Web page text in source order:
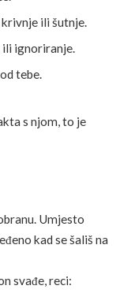
ili šutnje.
ili ignoriranje.
tebe.
s njom, to je
Umjesto
kad se šališ na
svađe, reci: